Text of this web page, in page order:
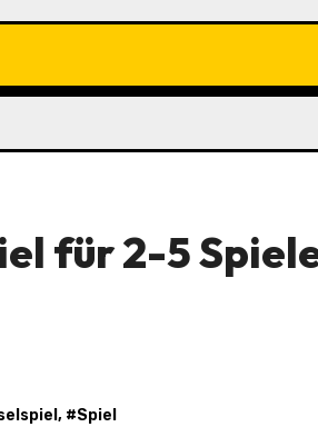
für 2-5
, #Spiel